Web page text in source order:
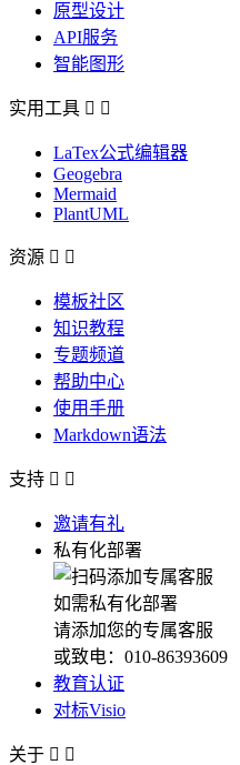
原型设计
API服务
智能图形
实用工具  
LaTex公式编辑器
Geogebra
Mermaid
PlantUML
资源  
模板社区
知识教程
专题频道
帮助中心
使用手册
Markdown语法
支持  
邀请有礼
私有化部署
如需私有化部署
请添加您的专属客服
或致电：010-86393609
教育认证
对标Visio
关于  